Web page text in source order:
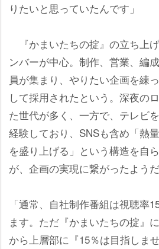
りたいと思っていたんです」
『かまいたちの掟』の立ち上
ンバーが中心。制作、営業、編
員が集まり、やりたい企画を練
して採用されたという。深夜の
た世代が多く、一方で、テレビ
経験しており、SNSも含め「熱
を盛り上げる」という構造を自
が、企画の実現に繋がったようだ
「通常、自社制作番組は視聴率
ます。ただ『かまいたちの掟』
から上層部に『15％は目指しま